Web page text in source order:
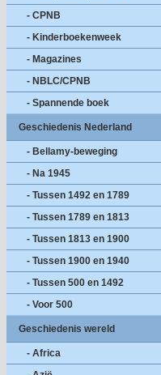
- CPNB
- Kinderboekenweek
- Magazines
- NBLC/CPNB
- Spannende boek
Geschiedenis Nederland
- Bellamy-beweging
- Na 1945
- Tussen 1492 en 1789
- Tussen 1789 en 1813
- Tussen 1813 en 1900
- Tussen 1900 en 1940
- Tussen 500 en 1492
- Voor 500
Geschiedenis wereld
- Africa